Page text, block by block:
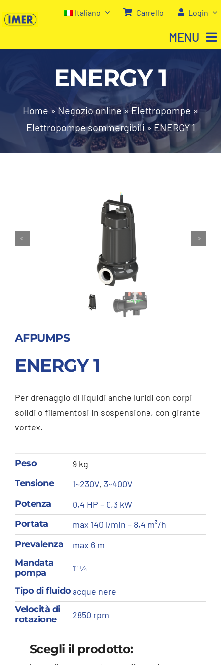
al
Italiano Carrello Login
MENU
Negozio
Chi siamo
ENERGY 1
Home »Negozio online»Elettropompe »
Elettropompe sommergibili» ENERGY 1
AFPUMPS
ENERGY 1
Per drenaggio di liquidi anche luridi con corpi
solidi o filamentosi in sospensione, con girante
vortex.
Peso
9 kg
Tensione
1~230V, 3~400V
Potenza
0,4 HP – 0,3 kW
Portata
max 140 l/min – 8,4 m³/h
Prevalenza
max 6 m
Mandata
pompa
1" ¼
Tipo di fluidoacque nere
Velocità di
rotazione
2850 rpm
Scegli il prodotto: